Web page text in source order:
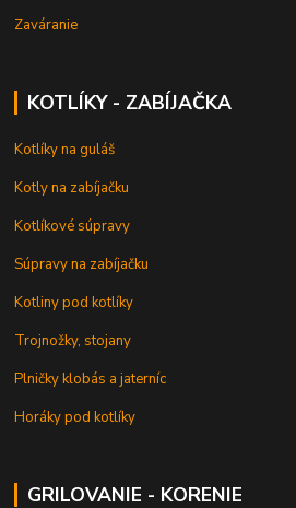
Zaváranie
KOTLÍKY - ZABÍJAČKA
Kotlíky na guláš
Kotly na zabíjačku
Kotlíkové súpravy
Súpravy na zabíjačku
Kotliny pod kotlíky
Trojnožky, stojany
Plničky klobás a jaterníc
Horáky pod kotlíky
GRILOVANIE - KORENIE